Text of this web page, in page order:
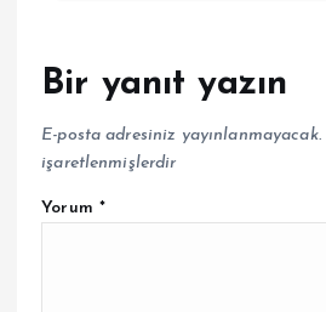
Bir yanıt yazın
E-posta adresiniz yayınlanmayacak.
işaretlenmişlerdir
Yorum *